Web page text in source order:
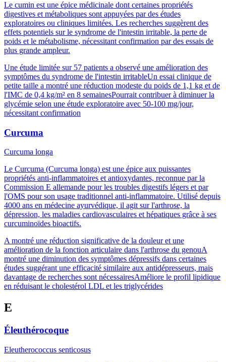
Le cumin est une épice médicinale dont certaines propriétés
digestives et métaboliques sont appuyées par des études
exploratoires ou cliniques limitées. Les recherches suggèrent des
effets potentiels sur le syndrome de l'intestin irritable, la perte de
poids et le métabolisme, nécessitant confirmation par des essais de
plus grande ampleur.
Une étude limitée sur 57 patients a observé une amélioration des
symptômes du syndrome de l'intestin irritableUn essai clinique de
petite taille a montré une réduction modeste du poids de 1,1 kg et de
l'IMC de 0,4 kg/m² en 8 semainesPourrait contribuer à diminuer la
glycémie selon une étude exploratoire avec 50-100 mg/jour,
nécessitant confirmation
Curcuma
Curcuma longa
Le Curcuma (Curcuma longa) est une épice aux puissantes
propriétés anti-inflammatoires et antioxydantes, reconnue par la
Commission E allemande pour les troubles digestifs légers et par
l'OMS pour son usage traditionnel anti-inflammatoire. Utilisé depuis
4000 ans en médecine ayurvédique, il agit sur l'arthrose, la
dépression, les maladies cardiovasculaires et hépatiques grâce à ses
curcuminoïdes bioactifs.
A montré une réduction significative de la douleur et une
amélioration de la fonction articulaire dans l'arthrose du genouA
montré une diminution des symptômes dépressifs dans certaines
études suggérant une efficacité similaire aux antidépresseurs, mais
davantage de recherches sont nécessairesAméliore le profil lipidique
en réduisant le cholestérol LDL et les triglycérides
E
Éleuthérocoque
Eleutherococcus senticosus